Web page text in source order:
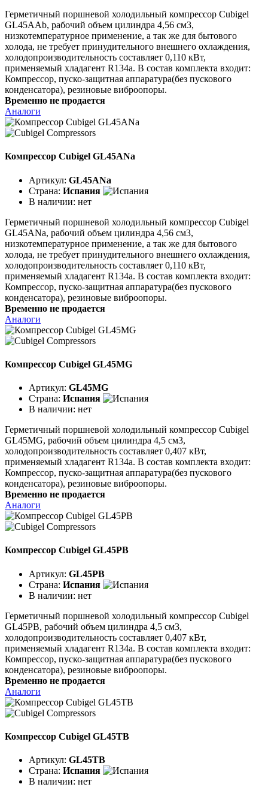
Герметичный поршневой холодильный компрессор Cubigel
GL45AAb, рабочий объем цилиндра 4,56 см3,
низкотемпературное применение, а так же для бытового
холода, не требует принудительного внешнего охлаждения,
холодопроизводительность составляет 0,110 кВт,
применяемый хладагент R134a. В состав комплекта входит:
Компрессор, пуско-защитная аппаратура(без пускового
конденсатора), резиновые виброопоры.
Временно не продается
Аналоги
Компрессор Cubigel GL45ANa
Артикул: GL45ANa
Страна: Испания
В наличии: нет
Герметичный поршневой холодильный компрессор Cubigel
GL45ANa, рабочий объем цилиндра 4,56 см3,
низкотемпературное применение, а так же для бытового
холода, не требует принудительного внешнего охлаждения,
холодопроизводительность составляет 0,110 кВт,
применяемый хладагент R134a. В состав комплекта входит:
Компрессор, пуско-защитная аппаратура(без пускового
конденсатора), резиновые виброопоры.
Временно не продается
Аналоги
Компрессор Cubigel GL45MG
Артикул: GL45MG
Страна: Испания
В наличии: нет
Герметичный поршневой холодильный компрессор Cubigel
GL45MG, рабочий объем цилиндра 4,5 см3,
холодопроизводительность составляет 0,407 кВт,
применяемый хладагент R134a. В состав комплекта входит:
Компрессор, пуско-защитная аппаратура(без пускового
конденсатора), резиновые виброопоры.
Временно не продается
Аналоги
Компрессор Cubigel GL45PB
Артикул: GL45PB
Страна: Испания
В наличии: нет
Герметичный поршневой холодильный компрессор Cubigel
GL45PB, рабочий объем цилиндра 4,5 см3,
холодопроизводительность составляет 0,407 кВт,
применяемый хладагент R134a. В состав комплекта входит:
Компрессор, пуско-защитная аппаратура(без пускового
конденсатора), резиновые виброопоры.
Временно не продается
Аналоги
Компрессор Cubigel GL45TB
Артикул: GL45TB
Страна: Испания
В наличии: нет